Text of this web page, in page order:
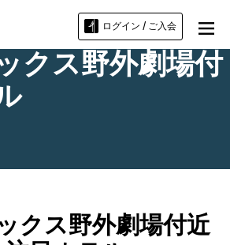
ログイン / ご入会
クス野外劇場付
クス野外劇場付近